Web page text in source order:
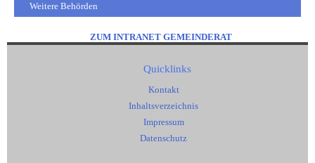
Weitere Behörden
ZUM INTRANET GEMEINDERAT
Quicklinks
Kontakt
Inhaltsverzeichnis
Impressum
Datenschutz